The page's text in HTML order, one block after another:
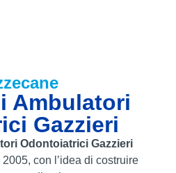
Ambulatori
Gazzieri
Odontoiatrici Gazzieri
con l’idea di costruire